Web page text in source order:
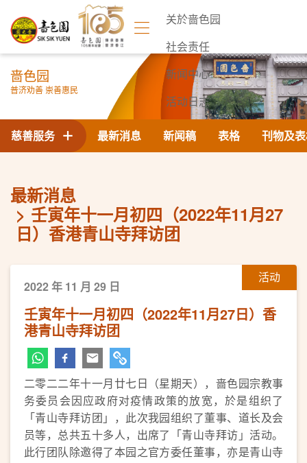
关於啬色园
社会责任
新闻中心
活动日志
联络我们
啬色园
普济劝善 崇善惠民
最新消息 新闻稿 表格 刊物及
慈善服务
最新消息
壬寅年十一月初四（2022年11月27
日）香港青山寺拜访团
活动
2022 年 11 月 29 日
壬寅年十一月初四（2022年11月27日）香
港青山寺拜访团
二零二二年十一月廿七日（星期天），啬色园宗教事
务委员会因应政府对疫情政策的放宽，於是组织了
「青山寺拜访团」，此次我园组织了董事、道长及会
员等，总共五十多人，出席了「青山寺拜访」活动。
此行团队除邀得了本园之官方委任董事，亦是青山寺